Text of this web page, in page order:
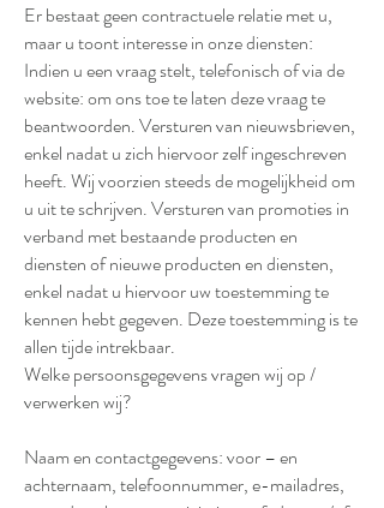
Er bestaat geen contractuele relatie met u,
maar u toont interesse in onze diensten:
Indien u een vraag stelt, telefonisch of via de
website: om ons toe te laten deze vraag te
beantwoorden. Versturen van nieuwsbrieven,
enkel nadat u zich hiervoor zelf ingeschreven
heeft. Wij voorzien steeds de mogelijkheid om
u uit te schrijven. Versturen van promoties in
verband met bestaande producten en
diensten of nieuwe producten en diensten,
enkel nadat u hiervoor uw toestemming te
kennen hebt gegeven. Deze toestemming is te
allen tijde intrekbaar.
Welke persoonsgegevens vragen wij op /
verwerken wij?
Naam en contactgegevens: voor – en
achternaam, telefoonnummer, e-mailadres,